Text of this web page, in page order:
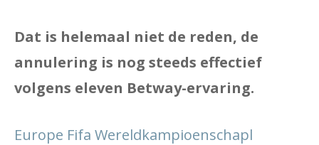
Dat is helemaal niet de reden, de
annulering is nog steeds effectief
volgens eleven Betway-ervaring.
Europe Fifa Wereldkampioenschapl